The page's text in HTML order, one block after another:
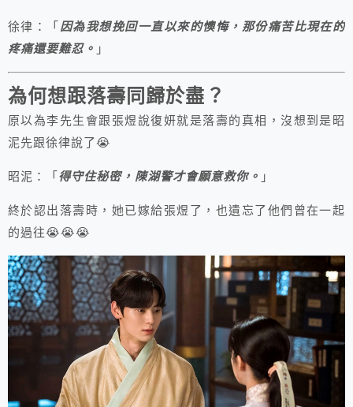
徐律：「 因為我想挽回一直以來的懊悔，那份痛苦比現在的
疼痛還要難忍。 」
為何想跟落壽同歸於盡？
原以為李先生會跟張煜說復妍就是落壽的真相，沒想到是昭
泥先跟徐律說了😭
昭泥：「 得守住秘密，陳湖警才會願意救你。 」
終於認出落壽時，她已嫁給張煜了，也遺忘了他們曾在一起
的過往😭😭😭